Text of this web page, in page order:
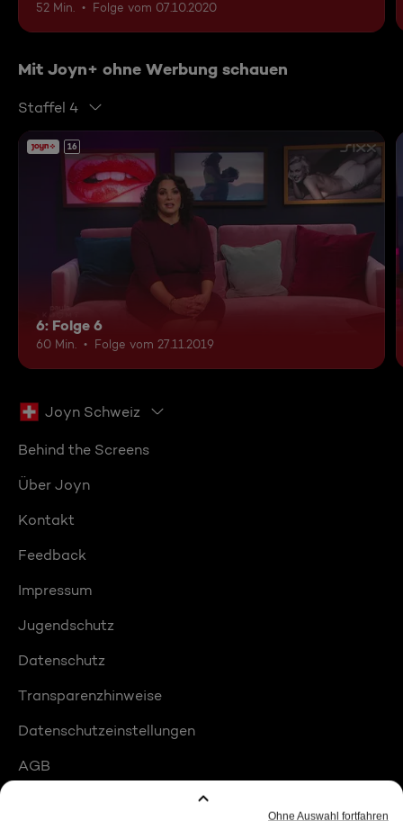
52 Min. Folge vom 07.10.2020
Mit Joyn+ ohne Werbung schauen
Staffel 4
16
6: Folge 6
60 Min. Folge vom 27.11.2019
Joyn Schweiz
Behind the Screens
Über Joyn
Kontakt
Feedback
Impressum
Jugendschutz
Datenschutz
Transparenzhinweise
Datenschutzeinstellungen
AGB